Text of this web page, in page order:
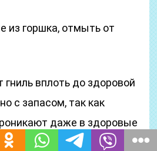
из горшка, отмыть от
вплоть до здоровой
с запасом, так как
даже в здоровые
но после среза и